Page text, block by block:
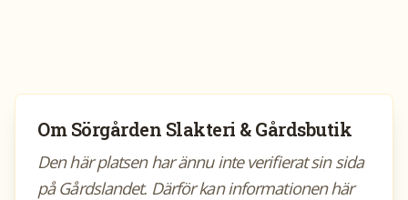
OmSörgården Slakteri & Gårdsbutik
Den här platsen har ännu inte verifierat sin sida
på Gårdslandet. Därför kan informationen här